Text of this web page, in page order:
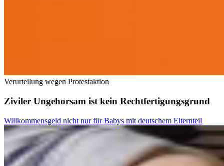
Verurteilung wegen Protestaktion
Ziviler Ungehorsam ist kein Rechtfertigungsgrund
Willkommensgeld nicht nur für Babys mit deutschem Elternteil